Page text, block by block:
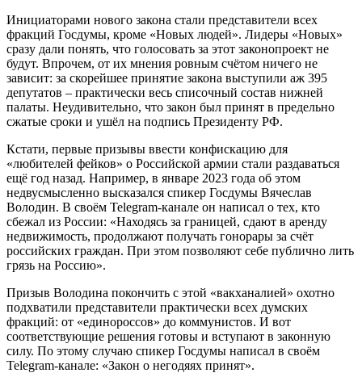
Инициаторами нового закона стали представители всех
фракций Госдумы, кроме «Новых людей». Лидеры «Новых»
сразу дали понять, что голосовать за этот законопроект не
будут. Впрочем, от их мнения ровным счётом ничего не
зависит: за скорейшее принятие закона выступили аж 395
депутатов – практически весь списочный состав нижней
палаты. Неудивительно, что закон был принят в предельно
сжатые сроки и ушёл на подпись Президенту РФ.
Кстати, первые призывы ввести конфискацию для
«любителей фейков» о Российской армии стали раздаваться
ещё год назад. Например, в январе 2023 года об этом
недвусмысленно высказался спикер Госдумы Вячеслав
Володин. В своём Telegram-канале он написал о тех, кто
сбежал из России: «Находясь за границей, сдают в аренду
недвижимость, продолжают получать гонорары за счёт
российских граждан. При этом позволяют себе публично лить
грязь на Россию».
Призыв Володина покончить с этой «вакханалией» охотно
подхватили представители практически всех думских
фракций: от «единороссов» до коммунистов. И вот
соответствующие решения готовы и вступают в законную
силу. По этому случаю спикер Госдумы написал в своём
Telegram-канале: «Закон о негодяях принят».